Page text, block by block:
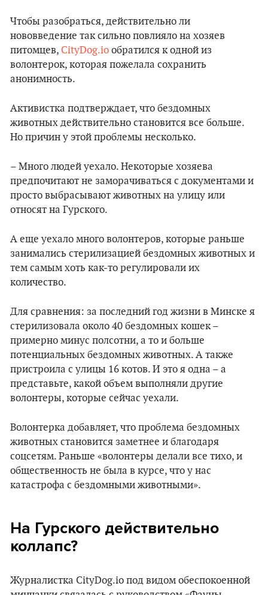
Чтобы разобраться, действительно ли
нововведение так сильно повлияло на хозяев
питомцев, CityDog.io обратился к одной из
волонтерок, которая пожелала сохранить
анонимность.
Активистка подтверждает, что бездомных
животных действительно становится все больше.
Но причин у этой проблемы несколько.
– Много людей уехало. Некоторые хозяева
предпочитают не заморачиваться с документами и
просто выбрасывают животных на улицу или
относят на Гурского.
А еще уехало много волонтеров, которые раньше
занимались стерилизацией бездомных животных и
тем самым хоть как-то регулировали их
количество.
Для сравнения: за последний год жизни в Минске я
стерилизовала около 40 бездомных кошек –
примерно минус полсотни, а то и больше
потенциальных бездомных животных. А также
пристроила с улицы 16 котов. И это я одна – а
представьте, какой объем выполняли другие
волонтеры, которые сейчас уехали.
Волонтерка добавляет, что проблема бездомных
животных становится заметнее и благодаря
соцсетям. Раньше «волонтеры делали все тихо, и
общественность не была в курсе, что у нас
катастрофа с бездомными животными».
На Гурского действительно
коллапс?
Журналистка CityDog.io под видом обеспокоенной